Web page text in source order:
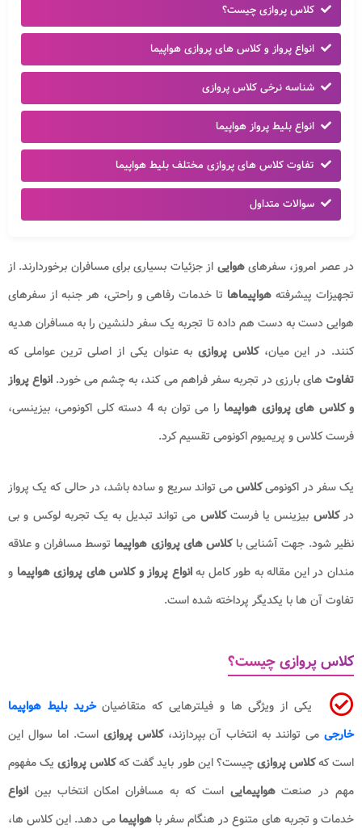
کلاس پروازی چیست؟
انواع پرواز و کلاس های پروازی هواپیما
شناسه نرخی کلاس پروازی
انواع بلیط پرواز هواپیما
تفاوت کلاس های پروازی مختلف بلیط هواپیما
سوالات متداول
در عصر امروز، سفرهایهوایی از جزئیات بسیاری برای مسافران برخوردارند. از
تجهیزات پیشرفته هواپیماها تا خدمات رفاهی و راحتی، هر جنبه از سفرهای
هوایی دست به دست هم داده تا تجربه یک سفر دلنشین را به مسافران هدیه
کنند. در این میان،کلاس پروازیبه عنوان یکی از اصلی ترین عواملی که
تفاوتهای بارزی در تجربه سفر فراهم می کند، به چشم می خورد. انواع پرواز
و کلاس های پروازی هواپیما
را می توان به 4 دسته کلی اکونومی، بیزینسی،
فرست کلاس و پریمیوم اکونومی تقسیم کرد.
یک سفر در اکونومیکلاسمی تواند سریع و ساده باشد، در حالی که یک پرواز
درکلاس بیزینس یا فرستکلاس می تواند تبدیل به یک تجربه لوکس و بی
نظیر شود. جهت آشنایی باکلاس های پروازی هواپیما توسط مسافران و علاقه
مندان در این مقاله به طور کامل بهانواع پرواز و کلاس های پروازی هواپیما و
تفاوت آن ها با یکدیگر پرداخته شده است.
کلاس پروازی چیست؟
یکی از ویژگی ها و فیلترهایی که متقاضیانخرید بلیط هواپیما
خارجیمی توانند به انتخاب آن بپردازند،کلاس پروازی است. اما سوال این
است کهکلاس پروازیچیست؟ این طور باید گفت کهکلاس پروازییک مفهوم
مهم در صنعتهواپیمایی است که به مسافران امکان انتخاب بین انواع
خدمات و تجربه های متنوع در هنگام سفر باهواپیما می دهد. این کلاس ها،